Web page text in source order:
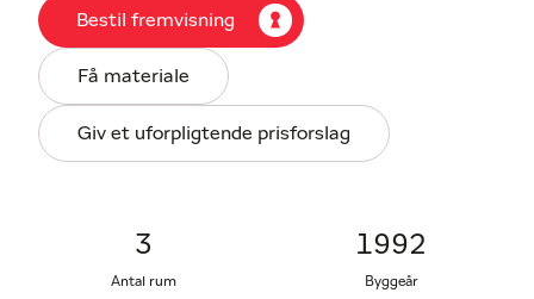
badeværelse og holdt i en stil, der passer til
hverdagen. Planløsningen er enkel og funktionel
med to gode værelser – hvoraf det ene har en
praktisk hems, som giver ekstra disponible
kvadratmeter til enten opbevaring eller legehjørne.
sofaarrangement. Herfra er der direkte adgang til
Bestil fremvisning
Få materiale
Giv et uforpligtende prisforslag
3
Antal rum
1992
Byggeår